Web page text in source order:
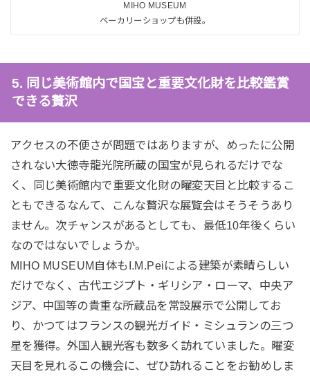
MIHO MUSEUM
ベーカリーショップも併設。
5. 同じ美術館内で国宝と重要文化財を比較鑑賞
できる贅沢
アクセスの不便さが問題ではありますが、めったに公開
されない大徳寺龍光院所蔵の国宝が見られるだけでな
く、同じ美術館内で重要文化財の曜変天目と比較するこ
ともできるなんて、こんな贅沢な展覧会はそうそうあり
ません。次チャンスがあるとしても、最低10年後くらい
なのではないでしょうか。
MIHO MUSEUM自体もI.M.Peiによる建築が素晴らしい
だけでなく、古代エジプト・ギリシア・ローマ、中央ア
ジア、中国等の貴重な所蔵品を常設展示で公開してお
り、かつてはフランスの観光ガイド・ミシュランの三つ
星を獲得。外国人観光客も数多く訪れていました。曜変
天目を見れるこの機会に、ぜひ訪れることをお勧めしま